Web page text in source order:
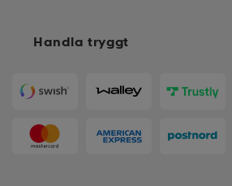
Handla tryggt